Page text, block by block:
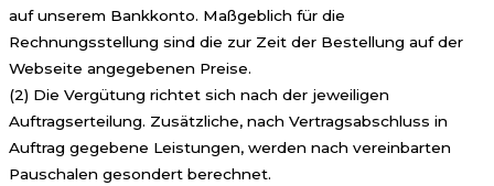
auf unserem Bankkonto. Maßgeblich für die
Rechnungsstellung sind die zur Zeit der Bestellung auf der
Webseite angegebenen Preise.
(2) Die Vergütung richtet sich nach der jeweiligen
Auftragserteilung. Zusätzliche, nach Vertragsabschluss in
Auftrag gegebene Leistungen, werden nach vereinbarten
Pauschalen gesondert berechnet.